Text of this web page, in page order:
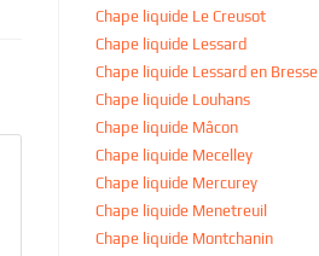
Chape liquide Le Creusot
Chape liquide Lessard
Chape liquide Lessard en Bresse
Chape liquide Louhans
Chape liquide Mâcon
Chape liquide Mecelley
Chape liquide Mercurey
Chape liquide Menetreuil
Chape liquide Montchanin